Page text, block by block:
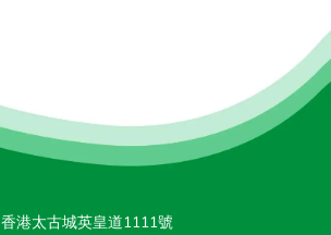
香港太古城英皇道1111號